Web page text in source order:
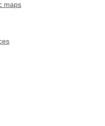
maps